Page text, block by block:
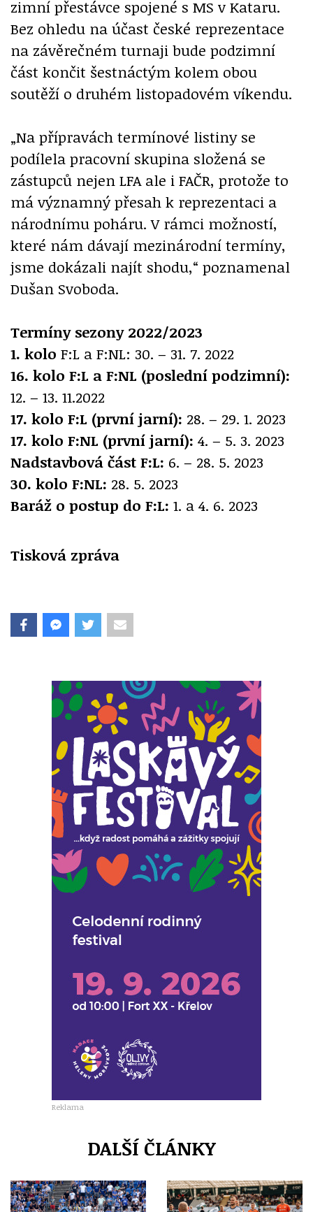
zimní přestávce spojené s MS v Kataru.
Bez ohledu na účast české reprezentace
na závěrečném turnaji bude podzimní
část končit šestnáctým kolem obou
soutěží o druhém listopadovém víkendu.
„Na přípravách termínové listiny se
podílela pracovní skupina složená se
zástupců nejen LFA ale i FAČR, protože to
má významný přesah k reprezentaci a
národnímu poháru. V rámci možností,
které nám dávají mezinárodní termíny,
jsme dokázali najít shodu,“ poznamenal
Dušan Svoboda.
Termíny sezony 2022/2023
1. kolo F:L a F:NL: 30. – 31. 7. 2022
16. kolo F:L a F:NL (poslední podzimní):
12. – 13. 11.2022
17. kolo F:L (první jarní): 28. – 29. 1. 2023
17. kolo F:NL (první jarní): 4. – 5. 3. 2023
Nadstavbová část F:L: 6. – 28. 5. 2023
30. kolo F:NL: 28. 5. 2023
Baráž o postup do F:L: 1. a 4. 6. 2023
Tisková zpráva
Reklama
DALŠÍ ČLÁNKY